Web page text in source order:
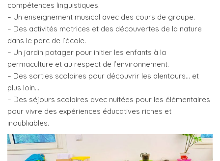
compétences linguistiques.
– Un enseignement musical avec des cours de groupe.
– Des activités motrices et des découvertes de la nature
dans le parc de l’école.
– Un jardin potager pour initier les enfants à la
permaculture et au respect de l’environnement.
– Des sorties scolaires pour découvrir les alentours… et
plus loin…
– Des séjours scolaires avec nuitées pour les élémentaires
pour vivre des expériences éducatives riches et
inoubliables.